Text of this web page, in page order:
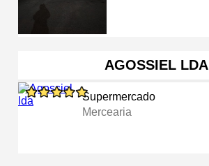
AGOSSIEL LDA
Supermercado
Mercearia